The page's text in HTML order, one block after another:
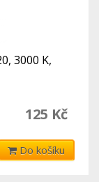
3000 K,
125 Kč
Do košíku